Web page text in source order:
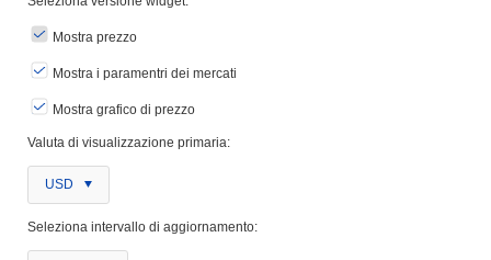
Mostra prezzo
Mostra i paramentri dei mercati
Mostra grafico di prezzo
Valuta di visualizzazione primaria:
USD
Seleziona intervallo di aggiornamento: